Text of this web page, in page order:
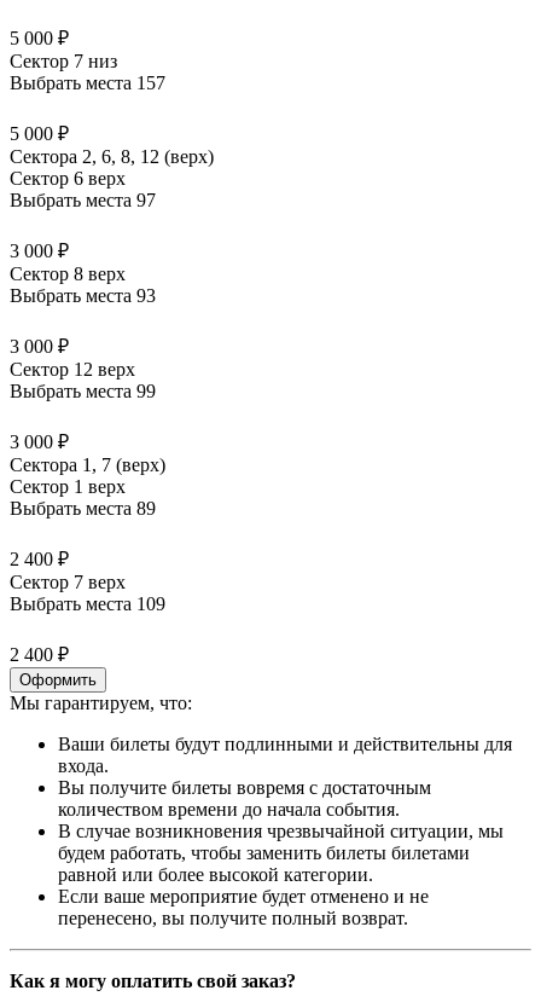
5 000 ₽
Сектор 7 низ
Выбрать места 157
5 000 ₽
Сектора 2, 6, 8, 12 (верх)
Сектор 6 верх
Выбрать места 97
3 000 ₽
Сектор 8 верх
Выбрать места 93
3 000 ₽
Сектор 12 верх
Выбрать места 99
3 000 ₽
Сектора 1, 7 (верх)
Сектор 1 верх
Выбрать места 89
2 400 ₽
Сектор 7 верх
Выбрать места 109
2 400 ₽
Оформить
Мы гарантируем, что:
Ваши билеты будут подлинными и действительны для
входа.
Вы получите билеты вовремя с достаточным
количеством времени до начала события.
В случае возникновения чрезвычайной ситуации, мы
будем работать, чтобы заменить билеты билетами
равной или более высокой категории.
Если ваше мероприятие будет отменено и не
перенесено, вы получите полный возврат.
Как я могу оплатить свой заказ?